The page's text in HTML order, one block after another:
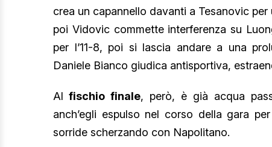
crea un capannello davanti a Tesanovic
poi Vidovic commette interferenza su
per l’11-8, poi si lascia andare a una
Daniele Bianco giudica antisportiva,
Al fischio finale, però, è già acqua
anch’egli espulso nel corso della gara
sorride scherzando con Napolitano.